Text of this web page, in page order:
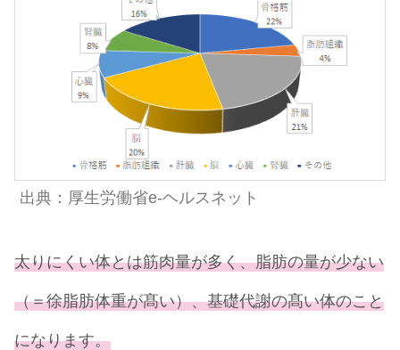
出典：厚生労働省e-ヘルスネット
太りにくい体とは筋肉量が多く、脂肪の量が少ない
（＝徐脂肪体重が髙い）、基礎代謝の髙い体のこと
になります。